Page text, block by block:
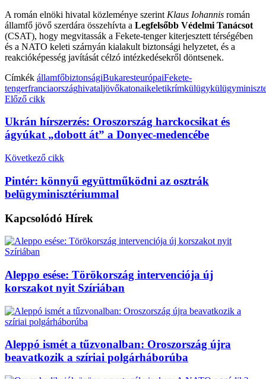
A román elnöki hivatal közleménye szerint Klaus Iohannis román
államfő jövő szerdára összehívta a Legfelsőbb Védelmi Tanácsot
(CSAT), hogy megvitassák a Fekete-tenger kiterjesztett térségében
és a NATO keleti szárnyán kialakult biztonsági helyzetet, és a
reakcióképesség javítását célzó intézkedésekről döntsenek.
Címkék államfőbiztonságiBukaresteurópaiFekete-
tengerfranciaországhivataljövőkatonaikeletikrímkülügy
Előző cikk
Ukrán hírszerzés: Oroszország harckocsikat és
ágyúkat „dobott át” a Donyec-medencébe
Következő cikk
Pintér: könnyű együttműködni az osztrák
belügyminisztériummal
Kapcsolódó Hírek
Aleppo esése: Törökország intervenciója új
korszakot nyit Szíriában
Aleppó ismét a tűzvonalban: Oroszország újra
beavatkozik a szíriai polgárháborúba